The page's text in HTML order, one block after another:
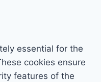
essential for the
cookies ensure
features of the